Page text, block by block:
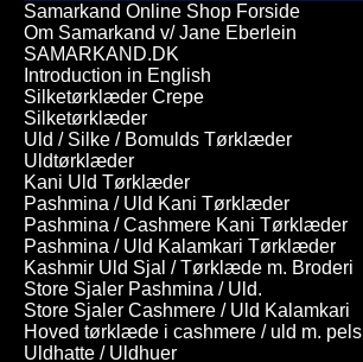
Samarkand Online Shop Forside
Om Samarkand v/ Jane Eberlein
SAMARKAND.DK
Introduction in English
Silketørklæder Crepe
Silketørklæder
Uld / Silke / Bomulds Tørklæder
Uldtørklæder
Kani Uld Tørklæder
Pashmina / Uld Kani Tørklæder
Pashmina / Cashmere Kani Tørklæder
Pashmina / Uld Kalamkari Tørklæder
Kashmir Uld Sjal / Tørklæde m. Broderi
Store Sjaler Pashmina / Uld.
Store Sjaler Cashmere / Uld Kalamkari
Hoved tørklæde i cashmere / uld m. pels
Uldhatte / Uldhuer